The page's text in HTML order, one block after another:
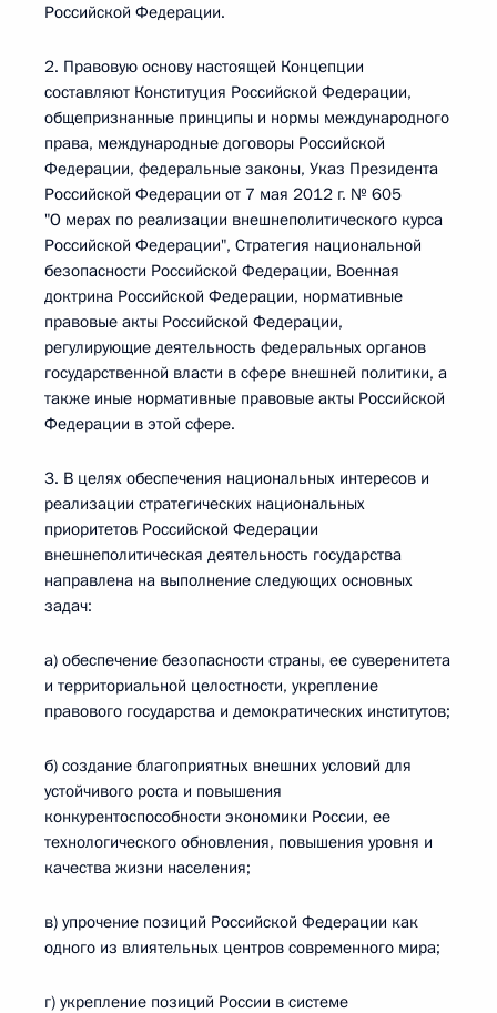
Российской Федерации.
2. Правовую основу настоящей Концепции
составляют Конституция Российской Федерации,
общепризнанные принципы и нормы международного
права, международные договоры Российской
Федерации, федеральные законы, Указ Президента
Российской Федерации от 7 мая 2012 г. № 605
"О мерах по реализации внешнеполитического курса
Российской Федерации", Стратегия национальной
безопасности Российской Федерации, Военная
доктрина Российской Федерации, нормативные
правовые акты Российской Федерации,
регулирующие деятельность федеральных органов
государственной власти в сфере внешней политики, а
также иные нормативные правовые акты Российской
Федерации в этой сфере.
3. В целях обеспечения национальных интересов и
реализации стратегических национальных
приоритетов Российской Федерации
внешнеполитическая деятельность государства
направлена на выполнение следующих основных
задач:
а) обеспечение безопасности страны, ее суверенитета
и территориальной целостности, укрепление
правового государства и демократических институтов;
б) создание благоприятных внешних условий для
устойчивого роста и повышения
конкурентоспособности экономики России, ее
технологического обновления, повышения уровня и
качества жизни населения;
в) упрочение позиций Российской Федерации как
одного из влиятельных центров современного мира;
г) укрепление позиций России в системе